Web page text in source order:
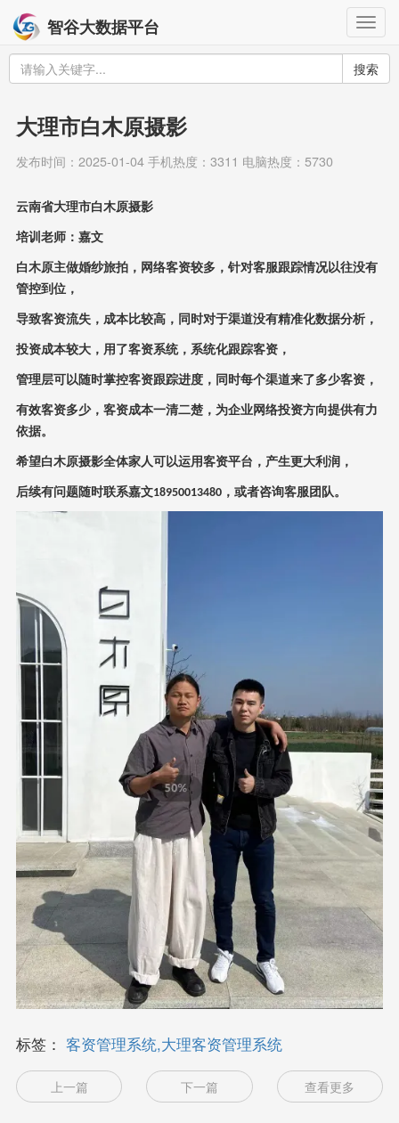
智谷大数据平台
搜索
大理市白木原摄影
发布时间：2025-01-04 手机热度：3311 电脑热度：5730
云南省大理市白木原摄影
培训老师：嘉文
白木原主做婚纱旅拍，网络客资较多，针对客服跟踪情况以往没有
管控到位，
导致客资流失，成本比较高，同时对于渠道没有精准化数据分析，
投资成本较大，用了客资系统，系统化跟踪客资，
管理层可以随时掌控客资跟踪进度，同时每个渠道来了多少客资，
有效客资多少，客资成本一清二楚，为企业网络投资方向提供有力
依据。
希望白木原摄影全体家人可以运用客资平台，产生更大利润，
后续有问题随时联系嘉文18950013480，或者咨询客服团队。
标签： 客资管理系统,大理客资管理系统
上一篇 下一篇 查看更多